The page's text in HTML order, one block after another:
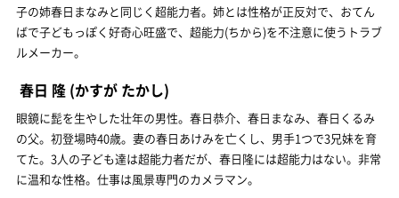
子の姉春日まなみと同じく超能力者。姉とは性格が正反対で、おてん
ばで子どもっぽく好奇心旺盛で、超能力(ちから)を不注意に使うトラブ
ルメーカー。
春日 隆 (かすが たかし)
眼鏡に髭を生やした壮年の男性。春日恭介、春日まなみ、春日くるみ
の父。初登場時40歳。妻の春日あけみを亡くし、男手1つで3兄妹を育
てた。3人の子ども達は超能力者だが、春日隆には超能力はない。非常
に温和な性格。仕事は風景専門のカメラマン。